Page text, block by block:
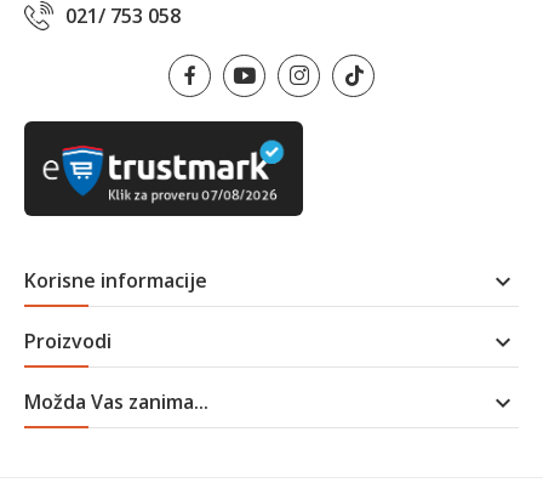
021/ 753 058
Korisne informacije 
Proizvodi 
Možda Vas zanima... 